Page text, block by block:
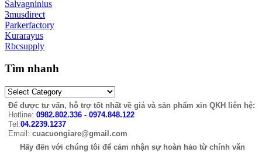
Salvagninius
3musdirect
Parkerfactory
Kurarayus
Rbcsupply
Tìm nhanh
Để được tư vấn, hỗ trợ tốt nhất về giá và sản phẩm xin QKH liên hệ:
Hotline: 0982.802.336 - 0974.848.122
Tel:04.2239.1237
Email: cuacuongiare@gmail.com
Hãy đến với chúng tôi để cảm nhận sự hoàn hảo từ chính văn